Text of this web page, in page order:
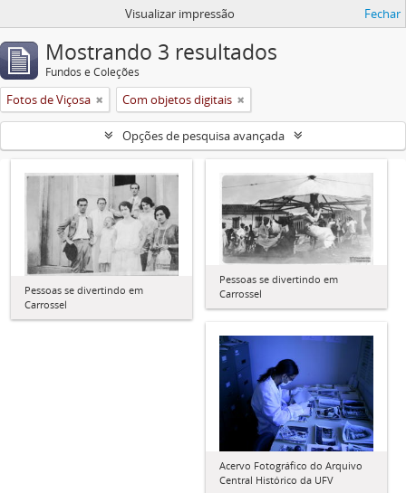
Visualizar impressão Fechar
Mostrando 3 resultados
Fundos e Coleções
Fotos de Viçosa Com objetos digitais
Opções de pesquisa avançada
Pessoas se divertindo em
Carrossel
Pessoas se divertindo em
Carrossel
Acervo Fotográfico do Arquivo
Central Histórico da UFV